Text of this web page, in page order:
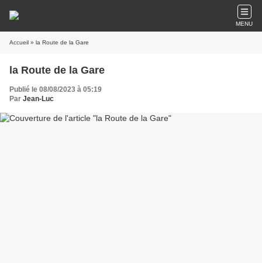
MENU
Accueil » la Route de la Gare
la Route de la Gare
Publié le 08/08/2023 à 05:19
Par Jean-Luc